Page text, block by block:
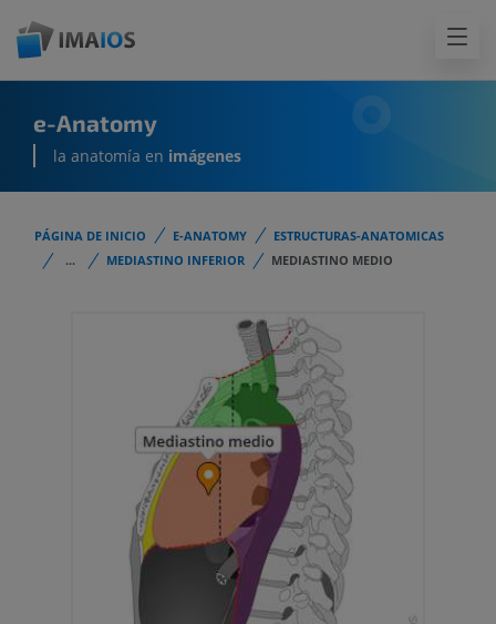
e-Anatomy
la anatomía en imágenes
PÁGINA DE INICIO E-ANATOMY
ESTRUCTURAS-ANATOMICAS
...
MEDIASTINO INFERIOR MEDIASTINO MEDIO